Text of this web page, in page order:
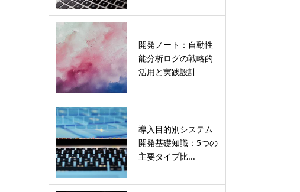
開発ノート：自動性
能分析ログの戦略的
活用と実践設計
導入目的別システム
開発基礎知識：5つの
主要タイプ比...